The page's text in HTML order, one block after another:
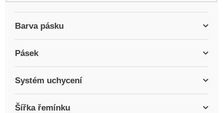
Barva pásku
Pásek
Systém uchycení
Šířka řemínku